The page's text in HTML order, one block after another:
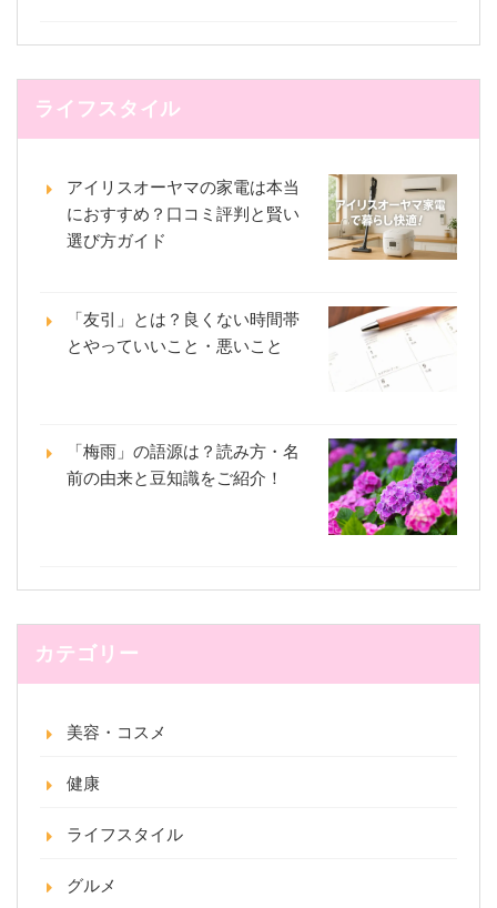
ライフスタイル
アイリスオーヤマの家電は本当
におすすめ？口コミ評判と賢い
選び方ガイド
「友引」とは？良くない時間帯
とやっていいこと・悪いこと
「梅雨」の語源は？読み方・名
前の由来と豆知識をご紹介！
カテゴリー
美容・コスメ
健康
ライフスタイル
グルメ